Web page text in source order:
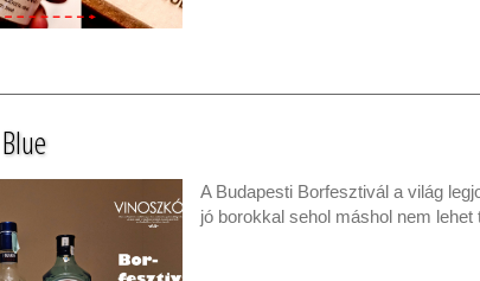
A Budapesti Borfesztivál a világ
jó borokkal sehol máshol nem